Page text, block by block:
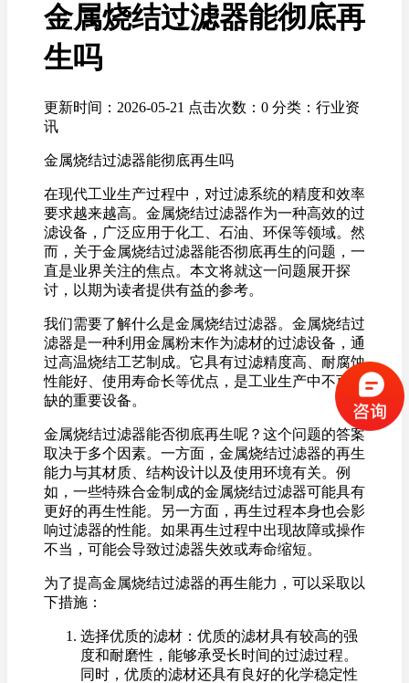
金属烧结过滤器能彻底再
生吗
更新时间：2026-05-21 点击次数：0 分类：行业资
讯
金属烧结过滤器能彻底再生吗
在现代工业生产过程中，对过滤系统的精度和效率
要求越来越高。金属烧结过滤器作为一种高效的过
滤设备，广泛应用于化工、石油、环保等领域。然
而，关于金属烧结过滤器能否彻底再生的问题，一
直是业界关注的焦点。本文将就这一问题展开探
讨，以期为读者提供有益的参考。
我们需要了解什么是金属烧结过滤器。金属烧结过
滤器是一种利用金属粉末作为滤材的过滤设备，通
过高温烧结工艺制成。它具有过滤精度高、耐腐蚀
性能好、使用寿命长等优点，是工业生产中不可或
缺的重要设备。
金属烧结过滤器能否彻底再生呢？这个问题的答案
取决于多个因素。一方面，金属烧结过滤器的再生
能力与其材质、结构设计以及使用环境有关。例
如，一些特殊合金制成的金属烧结过滤器可能具有
更好的再生性能。另一方面，再生过程本身也会影
响过滤器的性能。如果再生过程中出现故障或操作
不当，可能会导致过滤器失效或寿命缩短。
为了提高金属烧结过滤器的再生能力，可以采取以
下措施：
选择优质的滤材：优质的滤材具有较高的强
度和耐磨性，能够承受长时间的过滤过程。
同时，优质的滤材还具有良好的化学稳定性